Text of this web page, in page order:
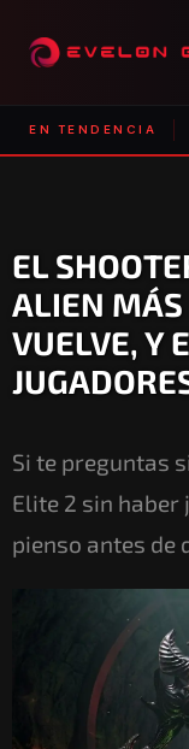
EN TENDENCIA
EL
ALIEN
VUELVE, Y
Si te preguntas
Elite 2 sin haber
pienso antes de